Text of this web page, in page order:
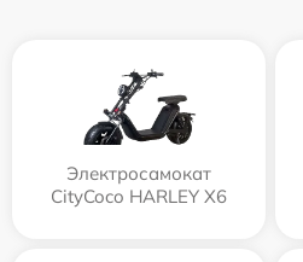
Электросамокат
CityCoco HARLEY X6